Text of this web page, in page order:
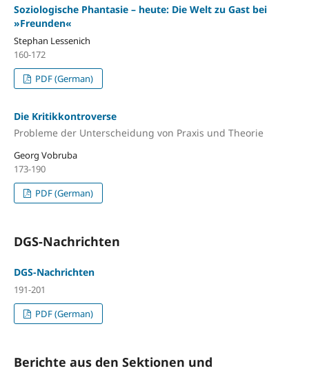
Soziologische Phantasie – heute: Die Welt zu Gast bei
»Freunden«
Stephan Lessenich
160-172
PDF (German)
Die Kritikkontroverse
Probleme der Unterscheidung von Praxis und Theorie
Georg Vobruba
173-190
PDF (German)
DGS-Nachrichten
DGS-Nachrichten
191-201
PDF (German)
Berichte aus den Sektionen und